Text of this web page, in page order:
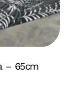
– 65cm